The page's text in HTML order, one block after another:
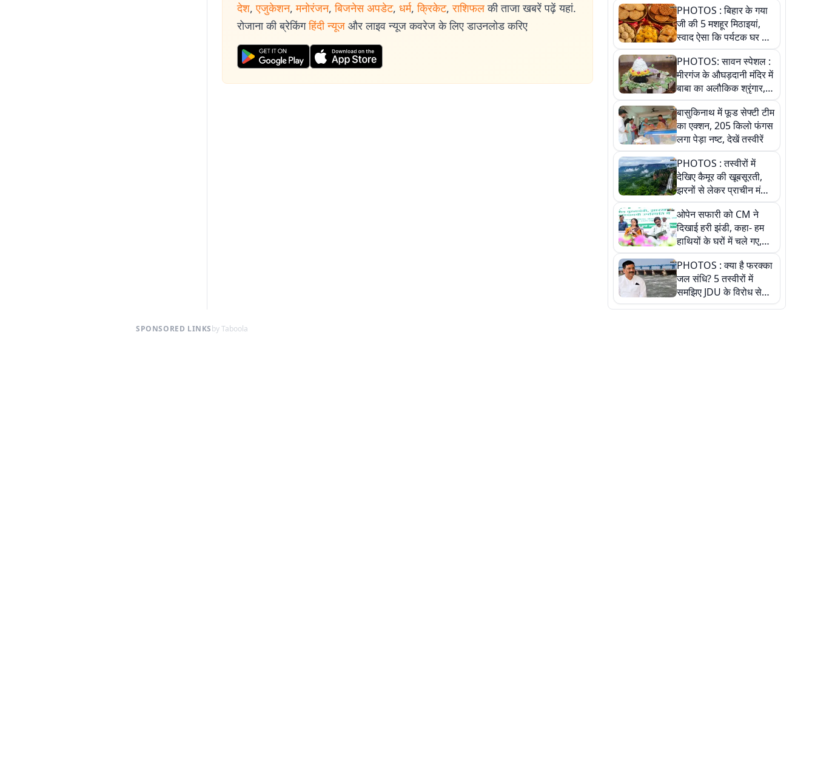
देश, एजुकेशन, मनोरंजन, बिजनेस अपडेट, धर्म, क्रिकेट, राशिफल की ताजा खबरें पढ़ें यहां.
रोजाना की ब्रेकिंग हिंदी न्यूज और लाइव न्यूज कवरेज के लिए डाउनलोड करिए
PHOTOS : बिहार के गया
जी की 5 मशहूर मिठाइयां,
स्वाद ऐसा कि पर्यटक घर ले
जाना नहीं भूलते, तस्वीरों में
देखें
PHOTOS: सावन स्पेशल :
मीरगंज के औघड़दानी मंदिर में
बाबा का अलौकिक श्रृंगार,
तस्वीरों में देखें महादेव के कई
मनमोहक स्वरूप
बासुकिनाथ में फूड सेफ्टी टीम
का एक्शन, 205 किलो फंगस
लगा पेड़ा नष्ट, देखें तस्वीरें
PHOTOS : तस्वीरों में
देखिए कैमूर की खूबसूरती,
झरनों से लेकर प्राचीन मंदिरों
तक प्रकृति और आस्था का
अद्भुत संगम
ओपेन सफारी को CM ने
दिखाई हरी झंडी, कहा- हम
हाथियों के घरों में चले गए,
देखें तस्वीरें
PHOTOS : क्या है फरक्का
जल संधि? 5 तस्वीरों में
समझिए JDU के विरोध से
लेकर बिहार पर असर तक
SPONSORED LINKSby Taboola